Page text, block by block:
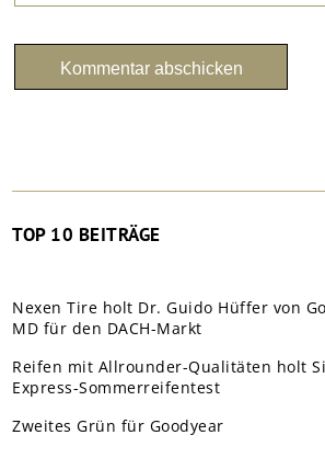
TOP 10 BEITRÄGE
Nexen Tire holt Dr. Guido Hüffer von
MD für den DACH-Markt
Reifen mit Allrounder-Qualitäten holt
Express-Sommerreifentest
Zweites Grün für Goodyear